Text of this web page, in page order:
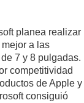
planea realizar
a las
7 y 8 pulgadas.
competitividad
de Apple y
consiguió